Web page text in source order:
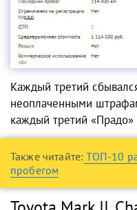
Каждый третий
неоплаченными
каждый третий
Также читайте: ТОП-10
пробегом